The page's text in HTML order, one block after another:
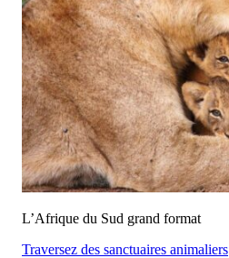
L’Afrique du Sud grand format
Traversez des sanctuaires animaliers